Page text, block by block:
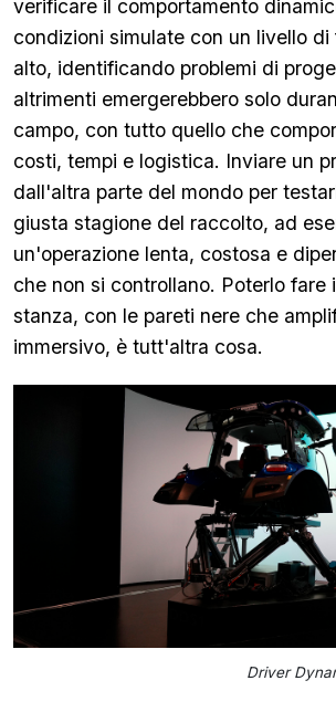
verificare il comportamento
condizioni simulate con un livello
alto, identificando problemi di
altrimenti emergerebbero solo
campo, con tutto quello che
costi, tempi e logistica. Inviare un
dall'altra parte del mondo per
giusta stagione del raccolto, ad
un'operazione lenta, costosa e
che non si controllano. Poterlo fare
stanza, con le pareti nere che
immersivo, è tutt'altra cosa.
Driver